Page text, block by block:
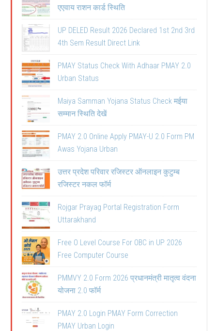
एएवाय राशन कार्ड स्थिति
UP DELED Result 2026 Declared 1st 2nd 3rd
4th Sem Result Direct Link
PMAY Status Check With Adhaar PMAY 2.0
Urban Status
Maiya Samman Yojana Status Check मईया
सम्मान स्थिति देखें
PMAY 2.0 Online Apply PMAY-U 2.0 Form PM
Awas Yojana Urban
उत्तर प्रदेश परिवार रजिस्टर ऑनलाइन कुटुम्ब
रजिस्टर नकल फॉर्म
Rojgar Prayag Portal Registration Form
Uttarakhand
Free O Level Course For OBC in UP 2026
Free Computer Course
PMMVY 2.0 Form 2026 प्रधानमंत्री मातृत्व वंदना
योजना 2.0 फॉर्म
PMAY 2.0 Login PMAY Form Correction
PMAY Urban Login